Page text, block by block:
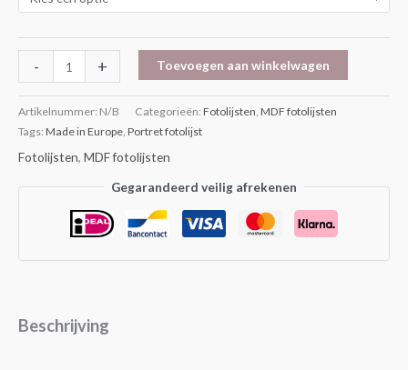
- + Toevoegen aan winkelwagen
Artikelnummer: N/B Categorieën: Fotolijsten, MDF fotolijsten
Tags: Made in Europe, Portret fotolijst
Fotolijsten, MDF fotolijsten
Gegarandeerd veilig afrekenen
Beschrijving